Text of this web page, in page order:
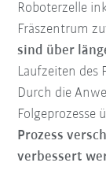
Roboterzelle
Fräszentrum
sind über
Laufzeiten des
Durch die
Folgeprozesse
Prozess
verbessert